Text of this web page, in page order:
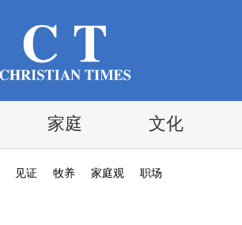
家庭 文化
见证 牧养 家庭观 职场